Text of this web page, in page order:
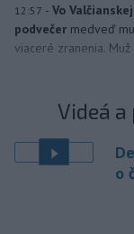
12:57 - Vo
podvečer medveď
viaceré zranenia.
Videá a
o